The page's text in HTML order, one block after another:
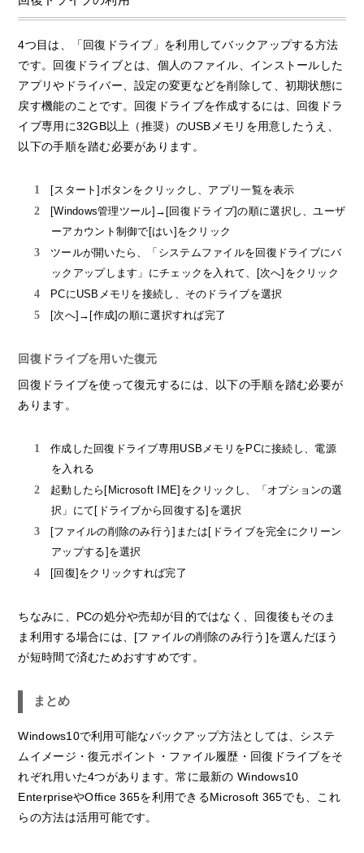
4つ目は、「回復ドライブ」を利用してバックアップする方法
です。回復ドライブとは、個人のファイル、インストールした
アプリやドライバー、設定の変更などを削除して、初期状態に
戻す機能のことです。回復ドライブを作成するには、回復ドラ
イブ専用に32GB以上（推奨）のUSBメモリを用意したうえ、
以下の手順を踏む必要があります。
[スタート]ボタンをクリックし、アプリ一覧を表示
[Windows管理ツール]→[回復ドライブ]の順に選択し、ユーザ
ーアカウント制御で[はい]をクリック
ツールが開いたら、「システムファイルを回復ドライブにバ
ックアップします」にチェックを入れて、[次へ]をクリック
PCにUSBメモリを接続し、そのドライブを選択
[次へ]→[作成]の順に選択すれば完了
回復ドライブを用いた復元
回復ドライブを使って復元するには、以下の手順を踏む必要が
あります。
作成した回復ドライブ専用USBメモリをPCに接続し、電源
を入れる
起動したら[Microsoft IME]をクリックし、「オプションの選
択」にて[ドライブから回復する]を選択
[ファイルの削除のみ行う]または[ドライブを完全にクリーン
アップする]を選択
[回復]をクリックすれば完了
ちなみに、PCの処分や売却が目的ではなく、回復後もそのま
ま利用する場合には、[ファイルの削除のみ行う]を選んだほう
が短時間で済むためおすすめです。
まとめ
Windows10で利用可能なバックアップ方法としては、システ
ムイメージ・復元ポイント・ファイル履歴・回復ドライブをそ
れぞれ用いた4つがあります。常に最新の Windows10
EnterpriseやOffice 365を利用できるMicrosoft 365でも、これ
らの方法は活用可能です。